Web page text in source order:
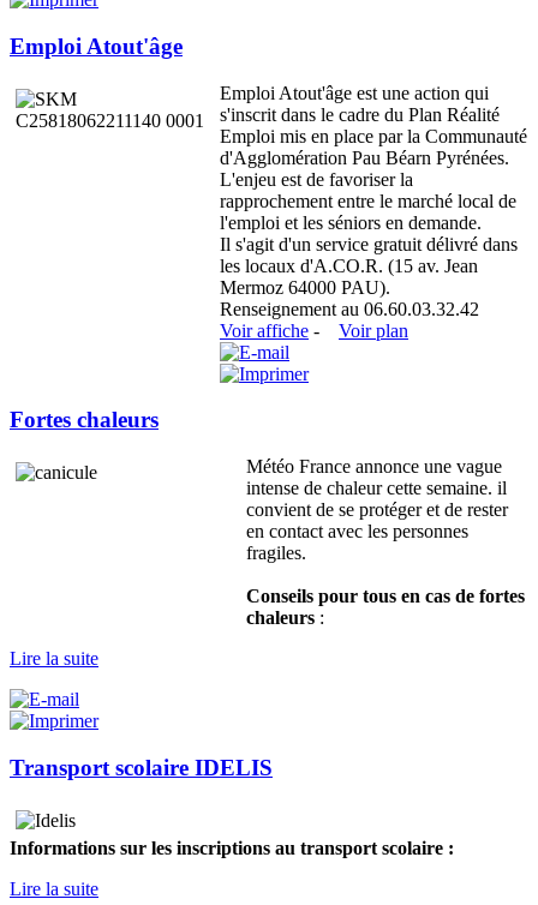
Emploi Atout'âge
Emploi Atout'âge est une action qui
s'inscrit dans le cadre du Plan Réalité
Emploi mis en place par la Communauté
d'Agglomération Pau Béarn Pyrénées.
L'enjeu est de favoriser la
rapprochement entre le marché local de
l'emploi et les séniors en demande.
Il s'agit d'un service gratuit délivré dans
les locaux d'A.CO.R. (15 av. Jean
Mermoz 64000 PAU).
Renseignement au 06.60.03.32.42
Voir affiche - Voir plan
Fortes chaleurs
Météo France annonce une vague
intense de chaleur cette semaine. il
convient de se protéger et de rester
en contact avec les personnes
fragiles.
Conseils pour tous en cas de fortes
chaleurs :
Lire la suite
Transport scolaire IDELIS
Informations sur les inscriptions au transport scolaire :
Lire la suite